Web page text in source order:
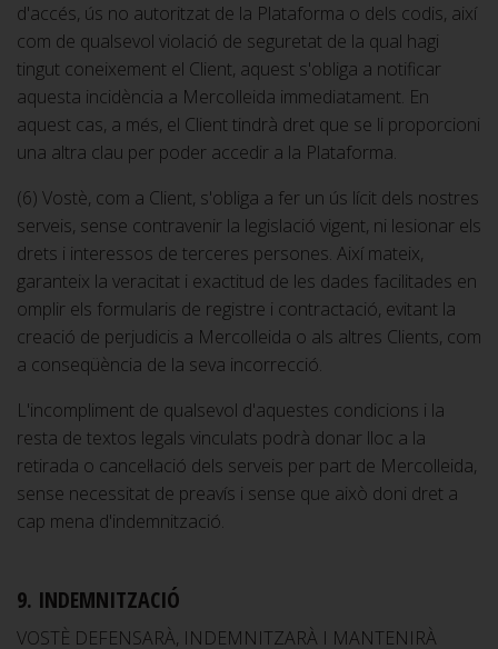
d'accés, ús no autoritzat de la Plataforma o dels codis, així
com de qualsevol violació de seguretat de la qual hagi
tingut coneixement el Client, aquest s'obliga a notificar
aquesta incidència a Mercolleida immediatament. En
aquest cas, a més, el Client tindrà dret que se li proporcioni
una altra clau per poder accedir a la Plataforma.
(6) Vostè, com a Client, s'obliga a fer un ús lícit dels nostres
serveis, sense contravenir la legislació vigent, ni lesionar els
drets i interessos de terceres persones. Així mateix,
garanteix la veracitat i exactitud de les dades facilitades en
omplir els formularis de registre i contractació, evitant la
creació de perjudicis a Mercolleida o als altres Clients, com
a conseqüència de la seva incorrecció.
L'incompliment de qualsevol d'aquestes condicions i la
resta de textos legals vinculats podrà donar lloc a la
retirada o cancel·lació dels serveis per part de Mercolleida,
sense necessitat de preavís i sense que això doni dret a
cap mena d'indemnització.
9. INDEMNITZACIÓ
VOSTÈ DEFENSARÀ, INDEMNITZARÀ I MANTENIRÀ